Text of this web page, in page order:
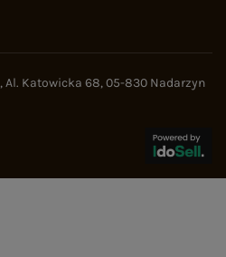
,Al. Katowicka 68,05-830 Nadarzyn